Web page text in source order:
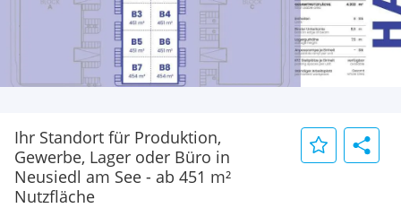
Ihr Standort für Produktion,
Gewerbe, Lager oder Büro in
Neusiedl am See - ab 451 m²
Nutzfläche